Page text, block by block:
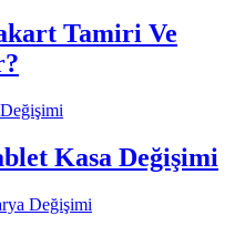
Tamiri Ve
Kasa Değişimi